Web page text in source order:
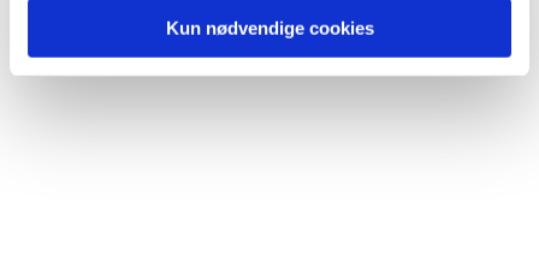
Kun nødvendige cookies